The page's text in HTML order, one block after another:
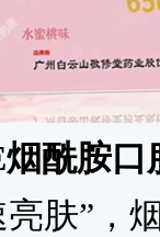
烟酰胺口
肤”，